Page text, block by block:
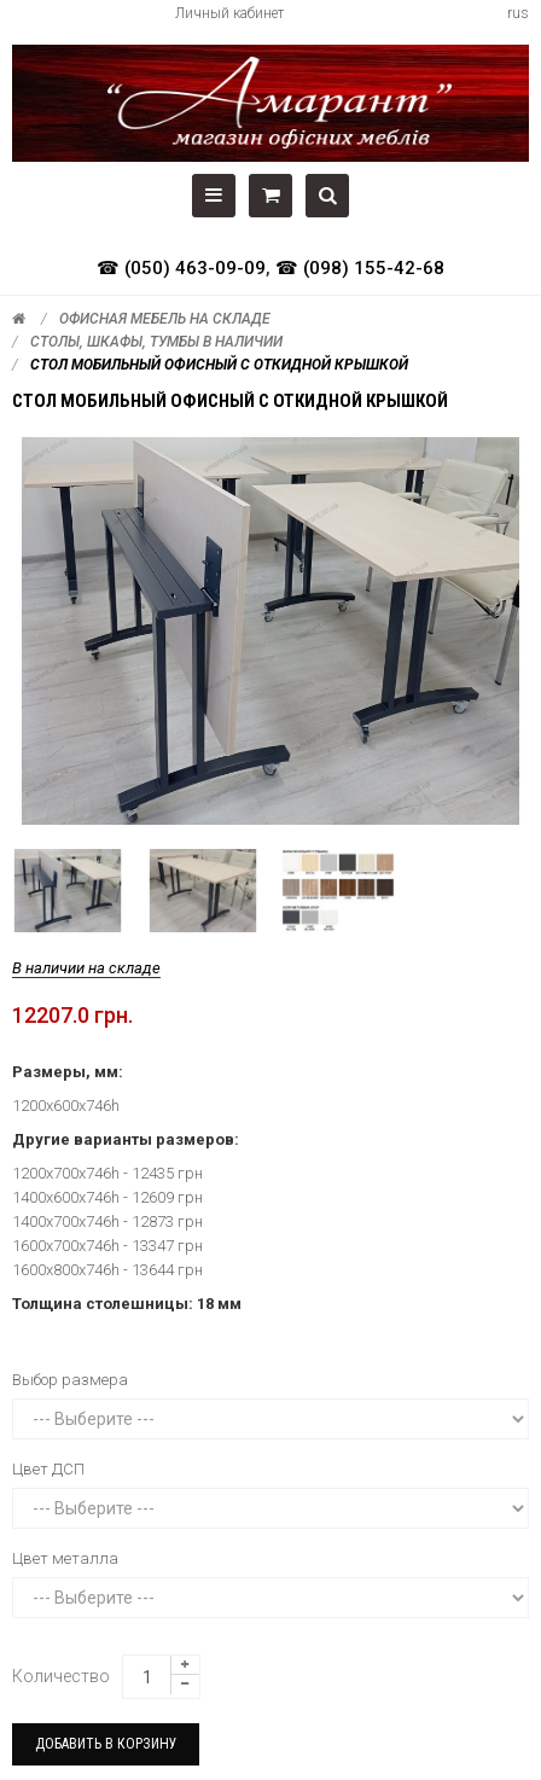
rus
Личный кабинет
☎ (050) 463-09-09, ☎ (098) 155-42-68
ОФИСНАЯ МЕБЕЛЬ НА СКЛАДЕ
СТОЛЫ, ШКАФЫ, ТУМБЫ В НАЛИЧИИ
СТОЛ МОБИЛЬНЫЙ ОФИСНЫЙ С ОТКИДНОЙ КРЫШКОЙ
СТОЛ МОБИЛЬНЫЙ ОФИСНЫЙ С ОТКИДНОЙ КРЫШКОЙ
В наличии на складе
12207.0 грн.
Размеры, мм:
1200x600x746h
Другие варианты размеров:
1200x700x746h - 12435 грн
1400x600x746h - 12609 грн
1400x700x746h - 12873 грн
1600x700x746h - 13347 грн
1600x800x746h - 13644 грн
Толщина столешницы: 18 мм
Выбор размера
Цвет ДСП
Цвет металла
Количество